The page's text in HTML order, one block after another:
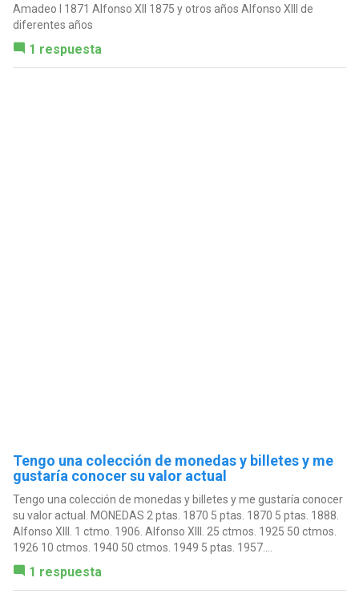
Amadeo I 1871 Alfonso XII 1875 y otros años Alfonso XIII de
diferentes años
1 respuesta
Tengo una colección de monedas y billetes y me
gustaría conocer su valor actual
Tengo una colección de monedas y billetes y me gustaría conocer
su valor actual. MONEDAS 2 ptas. 1870 5 ptas. 1870 5 ptas. 1888.
Alfonso XIII. 1 ctmo. 1906. Alfonso XIII. 25 ctmos. 1925 50 ctmos.
1926 10 ctmos. 1940 50 ctmos. 1949 5 ptas. 1957....
1 respuesta